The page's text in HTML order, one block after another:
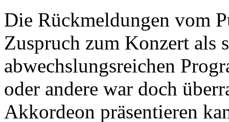
Die Rückmeldungen vom
Zuspruch zum Konzert als
abwechslungsreichen
oder andere war doch
Akkordeon präsentieren